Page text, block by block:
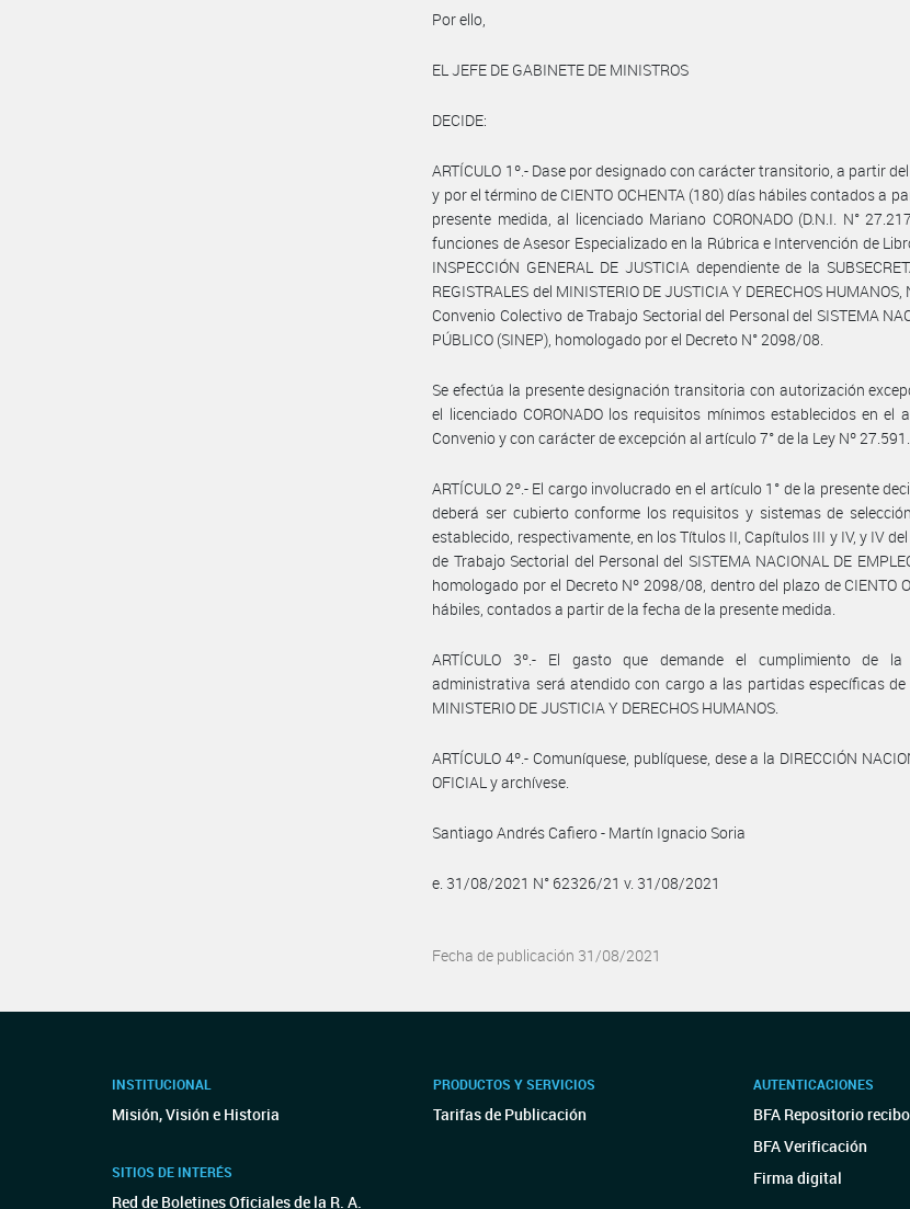
Por ello,
EL JEFE DE GABINETE DE MINISTROS
DECIDE:
ARTÍCULO 1º.- Dase por designado con carácter transitorio, a partir
y por el término de CIENTO OCHENTA (180) días hábiles contados a
presente medida, al licenciado Mariano CORONADO (D.N.I. N°
funciones de Asesor Especializado en la Rúbrica e Intervención de
INSPECCIÓN GENERAL DE JUSTICIA dependiente de la
REGISTRALES del MINISTERIO DE JUSTICIA Y DERECHOS
Convenio Colectivo de Trabajo Sectorial del Personal del SISTEMA
PÚBLICO (SINEP), homologado por el Decreto N° 2098/08.
Se efectúa la presente designación transitoria con autorización
el licenciado CORONADO los requisitos mínimos establecidos en el
Convenio y con carácter de excepción al artículo 7° de la Ley Nº 27.591.
ARTÍCULO 2º.- El cargo involucrado en el artículo 1° de la presente
deberá ser cubierto conforme los requisitos y sistemas de
establecido, respectivamente, en los Títulos II, Capítulos III y IV, y IV
de Trabajo Sectorial del Personal del SISTEMA NACIONAL DE
homologado por el Decreto Nº 2098/08, dentro del plazo de CIENTO
hábiles, contados a partir de la fecha de la presente medida.
ARTÍCULO 3º.- El gasto que demande el cumplimiento de la
administrativa será atendido con cargo a las partidas específicas
MINISTERIO DE JUSTICIA Y DERECHOS HUMANOS.
ARTÍCULO 4º.- Comuníquese, publíquese, dese a la DIRECCIÓN
OFICIAL y archívese.
Santiago Andrés Cafiero - Martín Ignacio Soria
e. 31/08/2021 N° 62326/21 v. 31/08/2021
Fecha de publicación 31/08/2021
INSTITUCIONAL
Misión, Visión e Historia
SITIOS DE INTERÉS
Red de Boletines Oficiales de la R. A.
PRODUCTOS Y SERVICIOS
Tarifas de Publicación
AUTENTICACIONES
BFA Repositorio
BFA Verificación
Firma digital